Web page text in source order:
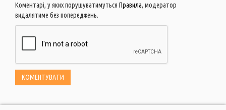
Коментарі, у яких порушуватимуться Правила, модератор
видалятиме без попереджень.